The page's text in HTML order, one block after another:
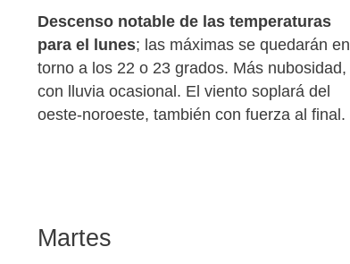
Descenso notable de las temperaturas
para el lunes; las máximas se quedarán en
torno a los 22 o 23 grados. Más nubosidad,
con lluvia ocasional. El viento soplará del
oeste-noroeste, también con fuerza al final.
Martes